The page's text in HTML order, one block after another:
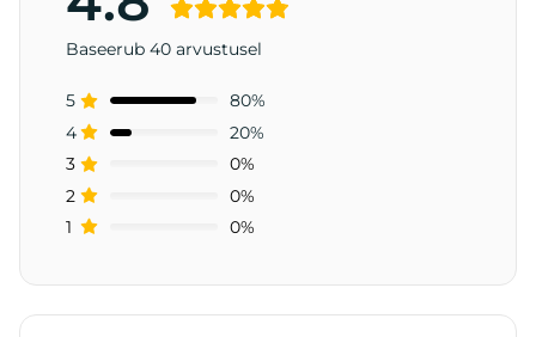
Baseerub 40 arvustusel
5
80%
4
20%
3
0%
2
0%
1
0%